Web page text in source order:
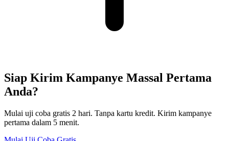
Siap Kirim Kampanye Massal Pertama
Anda?
Mulai uji coba gratis 2 hari. Tanpa kartu kredit. Kirim kampanye
pertama dalam 5 menit.